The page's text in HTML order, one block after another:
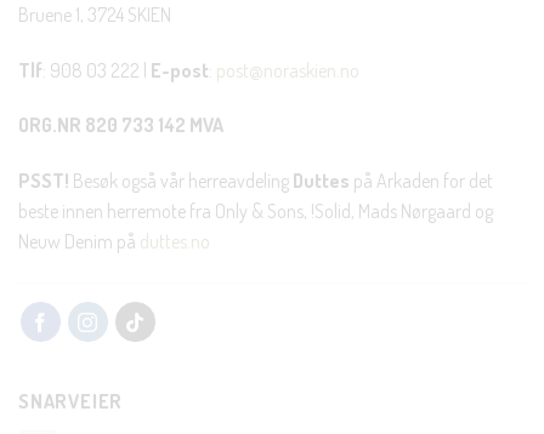
Bruene 1, 3724 SKIEN
Tlf: 908 03 222 | E-post: post@noraskien.no
ORG.NR 820 733 142 MVA
PSST! Besøk også vår herreavdeling Duttes på Arkaden for det
beste innen herremote fra Only & Sons, !Solid, Mads Nørgaard og
Neuw Denim på duttes.no
SNARVEIER